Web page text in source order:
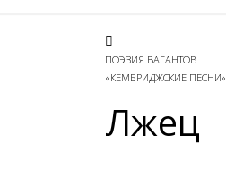
ПОЭЗИЯ ВАГАНТОВ
«КЕМБРИДЖСКИЕ ПЕСНИ»
Лжец